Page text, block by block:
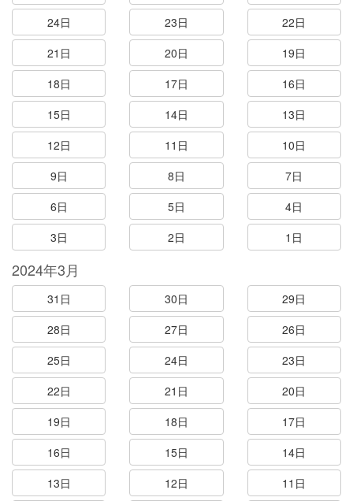
24日
23日
22日
21日
20日
19日
18日
17日
16日
15日
14日
13日
12日
11日
10日
9日
8日
7日
6日
5日
4日
3日
2日 1日
2024年3月
31日 30日
29日
28日
27日
26日
25日
24日
23日
22日
21日
20日
19日
18日
17日
16日
15日
14日
13日
12日
11日